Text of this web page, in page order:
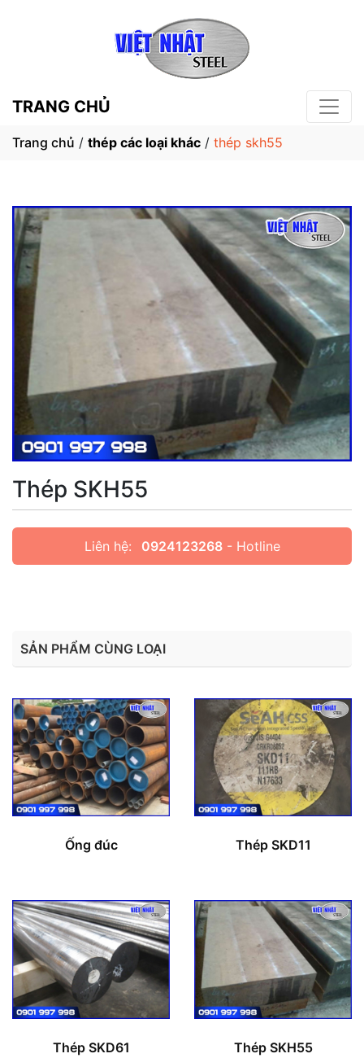
TRANG CHỦ
Trang chủ / thép các loại khác / thép skh55
Thép SKH55
Liên hệ: 0924123268- Hotline
SẢN PHẨM CÙNG LOẠI
Ống đúc Thép SKD11
Thép SKD61 Thép SKH55